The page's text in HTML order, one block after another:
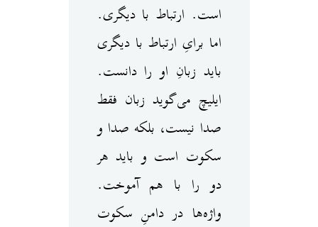
است. ارتباط با دیگری.
اما برایِ‌ ارتباط با دیگری
باید زبانِ او را دانست.
ایلیچ می‌گوید زبان فقط
صدا نیست، بلکه صدا و
سکوت است و باید هر
دو را با هم آموخت.
واژه‌ها در دامنِ سکوت